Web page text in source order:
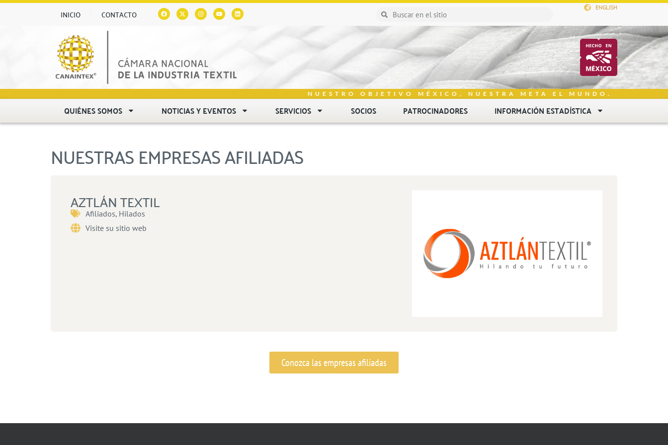
INICIO CONTACTO
ENGLISH
NUESTRO OBJETIVO MÉXICO, NUESTRA META EL MUNDO.
QUIÉNES SOMOS NOTICIAS Y EVENTOS SERVICIOS SOCIOS PATROCINADORES INFORMACIÓN ESTADÍSTICA
NUESTRAS EMPRESAS AFILIADAS
AZTLÁN TEXTIL
Afiliados, Hilados
Visite su sitio web
Conozca las empresas afiliadas